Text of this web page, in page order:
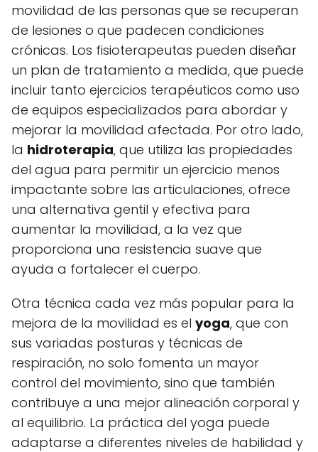
movilidad de las personas que se recuperan
de lesiones o que padecen condiciones
crónicas. Los fisioterapeutas pueden diseñar
un plan de tratamiento a medida, que puede
incluir tanto ejercicios terapéuticos como uso
de equipos especializados para abordar y
mejorar la movilidad afectada. Por otro lado,
la hidroterapia, que utiliza las propiedades
del agua para permitir un ejercicio menos
impactante sobre las articulaciones, ofrece
una alternativa gentil y efectiva para
aumentar la movilidad, a la vez que
proporciona una resistencia suave que
ayuda a fortalecer el cuerpo.
Otra técnica cada vez más popular para la
mejora de la movilidad es el yoga, que con
sus variadas posturas y técnicas de
respiración, no solo fomenta un mayor
control del movimiento, sino que también
contribuye a una mejor alineación corporal y
al equilibrio. La práctica del yoga puede
adaptarse a diferentes niveles de habilidad y